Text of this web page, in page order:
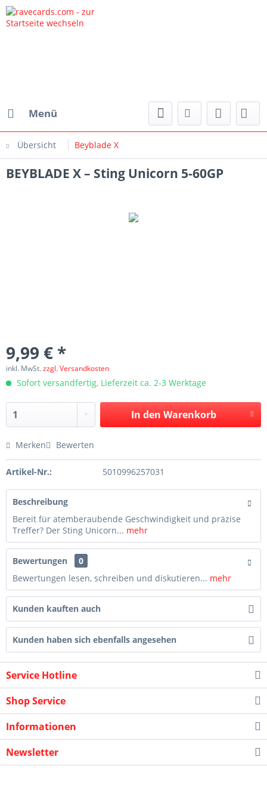
Menü
Übersicht Beyblade X
BEYBLADE X – Sting Unicorn 5-60GP
9,99 € *
inkl. MwSt.zzgl. Versandkosten
Sofort versandfertig, Lieferzeit ca. 2-3 Werktage
In den Warenkorb
Merken Bewerten
Artikel-Nr.: 5010996257031
Beschreibung
Bereit für atemberaubende Geschwindigkeit und präzise
Treffer? Der Sting Unicorn... mehr
Bewertungen
0
Bewertungen lesen, schreiben und diskutieren... mehr
Kunden kauften auch
Kunden haben sich ebenfalls angesehen
Service Hotline
Shop Service
Informationen
Newsletter